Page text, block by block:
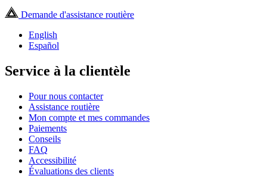
Demande d'assistance routière
English
Español
Service à la clientèle
Pour nous contacter
Assistance routière
Mon compte et mes commandes
Paiements
Conseils
FAQ
Accessibilité
Évaluations des clients